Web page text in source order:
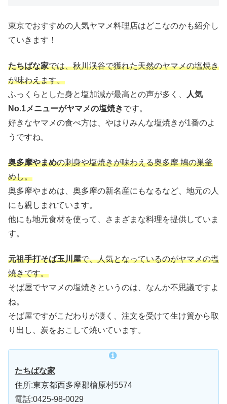
東京でおすすめの人気ヤマメ料理店はどこなのかも紹介し
ていきます！
たちばな家では、秋川渓谷で獲れた天然のヤマメの塩焼き
が味わえます。
ふっくらとした身と塩加減が最高との声が多く、
人気
No.1メニューがヤマメの塩焼きです。
好きなヤマメの食べ方は、やはりみんな塩焼きが1番のよ
うですね。
奥多摩やまめの刺身や塩焼きが味わえる奥多摩 鳩の巣釜
めし。
奥多摩やまめは、奥多摩の新名産にもなるなど、地元の人
にも親しまれています。
他にも地元食材を使って、さまざまな料理を提供していま
す。
元祖手打そば玉川屋で、人気となっているのがヤマメの塩
焼きです。
そば屋でヤマメの塩焼きというのは、なんか不思議ですよ
ね。
そば屋ですがこだわりが凄く、注文を受けて生け簀から取
り出し、炭をおこして焼いています。
たちばな家
住所:東京都西多摩郡檜原村5574
電話:0425-98-0029